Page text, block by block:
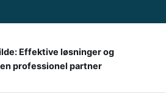
Effektive løsninger og
professionel partner